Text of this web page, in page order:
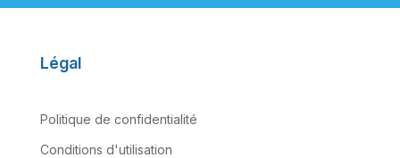
Légal
Politique de confidentialité
Conditions d'utilisation